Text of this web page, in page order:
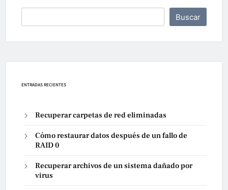
Buscar
ENTRADAS RECIENTES
Recuperar carpetas de red eliminadas
Cómo restaurar datos después de un fallo de
RAID 0
Recuperar archivos de un sistema dañado por
virus